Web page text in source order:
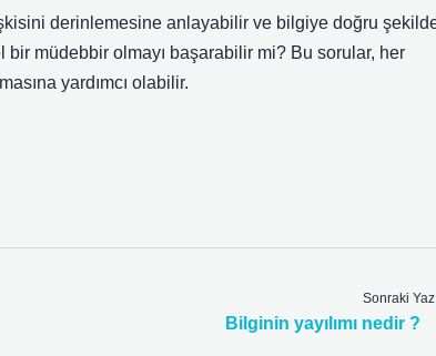
derinlemesine anlayabilir ve bilgiye doğru
müdebbir olmayı başarabilir mi? Bu sorular, her
yardımcı olabilir.
Sonraki
Bilginin yayılımı nedir ?